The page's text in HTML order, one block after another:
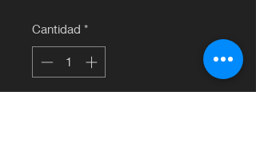
Cantidad *